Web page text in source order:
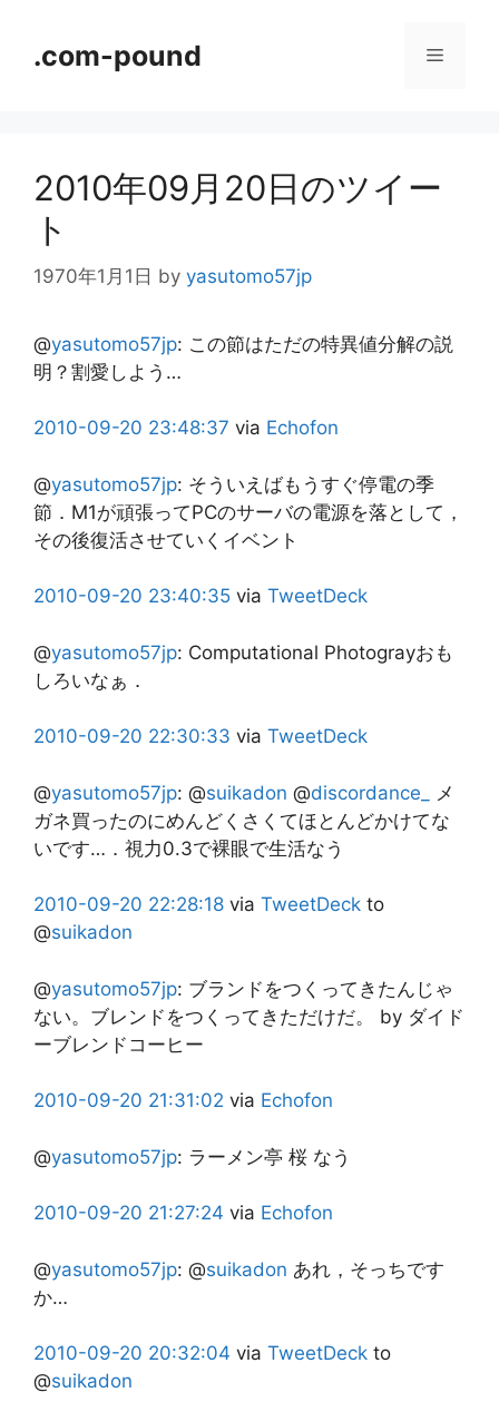
.com-pound メ
2010年09月20日のツイー
ト
1970年1月1日 by yasutomo57jp
@yasutomo57jp: この節はただの特異値分解の説
明？割愛しよう…
2010-09-20 23:48:37 via Echofon
@yasutomo57jp: そういえばもうすぐ停電の季
節．M1が頑張ってPCのサーバの電源を落として，
その後復活させていくイベント
2010-09-20 23:40:35 via TweetDeck
@yasutomo57jp: Computational Photograyおも
しろいなぁ．
2010-09-20 22:30:33 via TweetDeck
@yasutomo57jp: @suikadon @discordance_
メ
ガネ買ったのにめんどくさくてほとんどかけてな
いです…．視力0.3で裸眼で生活なう
2010-09-20 22:28:18 via TweetDeck to
@suikadon
@yasutomo57jp: ブランドをつくってきたんじゃ
ない。ブレンドをつくってきただけだ。 by ダイド
ーブレンドコーヒー
2010-09-20 21:31:02 via Echofon
@yasutomo57jp: ラーメン亭 桜 なう
2010-09-20 21:27:24 via Echofon
@yasutomo57jp: @suikadon あれ，そっちです
か…
2010-09-20 20:32:04 via TweetDeck to
@suikadon